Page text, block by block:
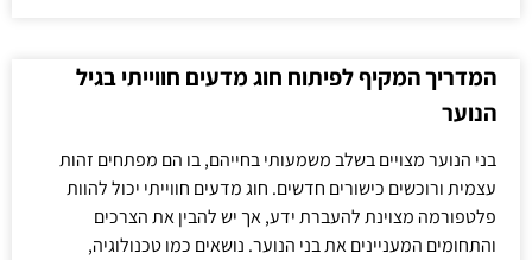
המדריך המקיף לפיתוח חוג מדעים חווייתי בגיל
הנוער
בני הנוער מצויים בשלב משמעותי בחייהם, בו הם מפתחים זהות
עצמית ורוכשים כישורים חדשים. חוג מדעים חווייתי יכול להוות
פלטפורמה מצוינת להעברת ידע, אך יש להבין את הצרכים
והתחומים המעניינים את בני הנוער. נושאים כמו טכנולוגיה,